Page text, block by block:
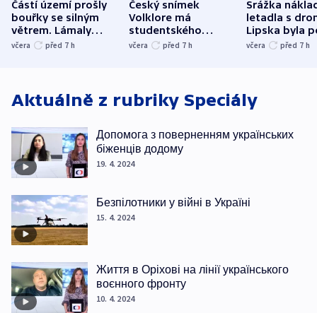
Částí území prošly
bouřky se silným
větrem. Lámaly
stromy a poničily
včera před 7 h
Český snímek
Volklore má
studentského
Oscara, zabojuje o
včera před 7 h
Srážka
letadla s
Lipska byla
německého
včera před 7 h
Aktuálně z rubriky Speciály
Допомога з поверненням українських
біженців додому
19. 4. 2024
Безпілотники у війні в Україні
15. 4. 2024
Життя в Оріхові на лінії українського
воєнного фронту
10. 4. 2024